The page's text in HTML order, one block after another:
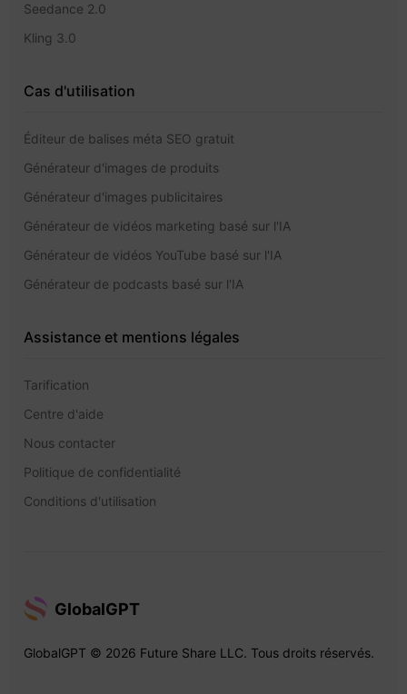
Seedance 2.0
Kling 3.0
Cas d'utilisation
Éditeur de balises méta SEO gratuit
Générateur d'images de produits
Générateur d'images publicitaires
Générateur de vidéos marketing basé sur l'IA
Générateur de vidéos YouTube basé sur l'IA
Générateur de podcasts basé sur l'IA
Assistance et mentions légales
Tarification
Centre d'aide
Nous contacter
Politique de confidentialité
Conditions d'utilisation
GlobalGPT
GlobalGPT © 2026 Future Share LLC. Tous droits réservés.